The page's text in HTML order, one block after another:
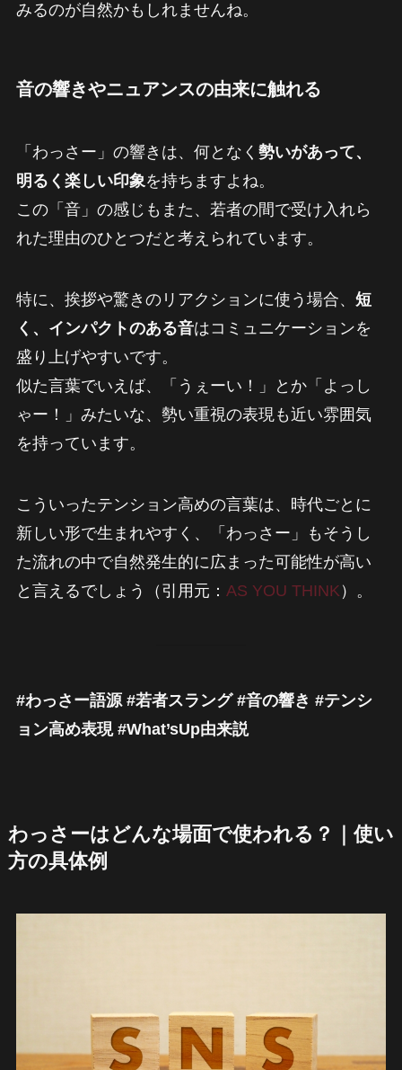
みるのが自然かもしれませんね。
音の響きやニュアンスの由来に触れる
「わっさー」の響きは、何となく 勢いがあって、
明るく楽しい印象 を持ちますよね。
この「音」の感じもまた、若者の間で受け入れら
れた理由のひとつだと考えられています。
特に、挨拶や驚きのリアクションに使う場合、 短
く、インパクトのある音はコミュニケーションを
盛り上げやすいです。
似た言葉でいえば、「うぇーい！」とか「よっし
ゃー！」みたいな、勢い重視の表現も近い雰囲気
を持っています。
こういったテンション高めの言葉は、時代ごとに
新しい形で生まれやすく、「わっさー」もそうし
た流れの中で自然発生的に広まった可能性が高い
と言えるでしょう（引用元： AS YOU THINK ）。
#わっさー語源 #若者スラング #音の響き #テンシ
ョン高め表現 #What’sUp由来説
わっさーはどんな場面で使われる？｜使い
方の具体例